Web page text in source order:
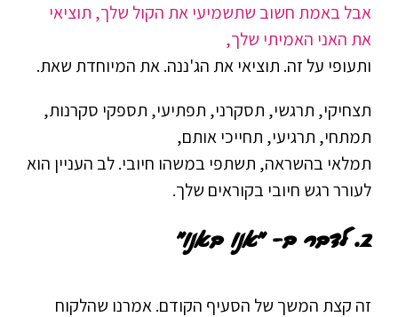
אבל באמת חשוב שתשמיעי את הקול שלך, תוציאי
את האני האמיתי שלך,
ותעופי על זה. תוציאי את הג'ננה. את המיוחדת שאת.
תצחיקי, תרגשי, תסקרני, תפתיעי, תספקי סקרנות,
תמתחי, תרגיעי, תחייכי אותם,
תמלאי בהשראה, תשתפי במשהו חיובי. לב העניין הוא
לעורר רגש חיובי בקוראים שלך.
2. לדבר ב- "אנו באנו"
זה קצת המשך של הסעיף הקודם. אמרנו שהלקוח